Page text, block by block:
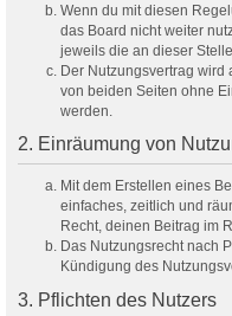
Wenn du mit diesen
das Board nicht weiter
jeweils die an dieser
Der Nutzungsvertrag wird
von beiden Seiten ohne
werden.
2. Einräumung von
Mit dem Erstellen eines
einfaches, zeitlich und
Recht, deinen Beitrag im
Das Nutzungsrecht nach
Kündigung des
3. Pflichten des Nutzers